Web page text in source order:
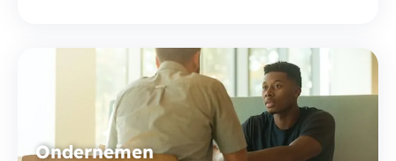
Ondernemen